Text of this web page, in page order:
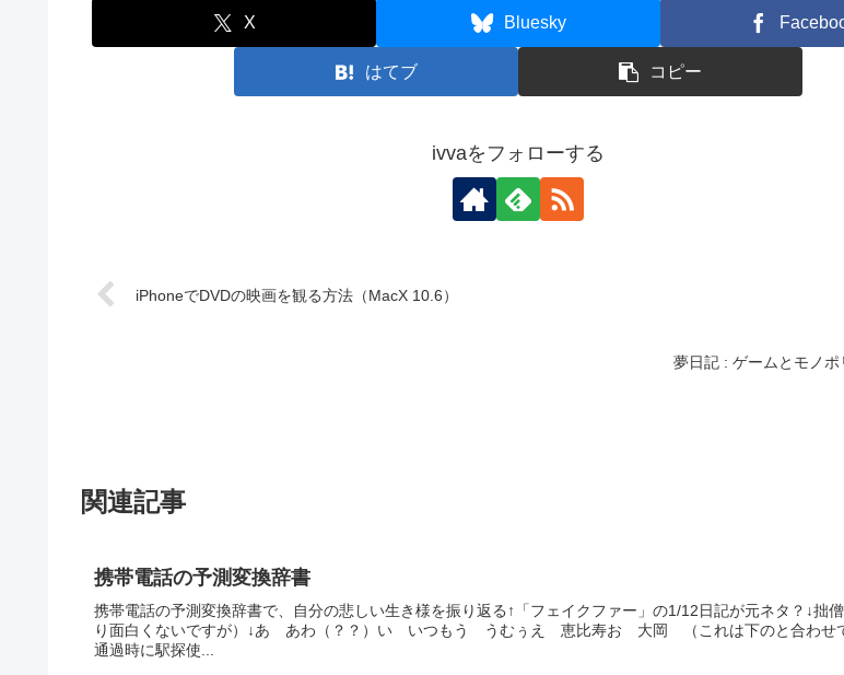
X Bluesky
はてブ コピー
ivvaをフォローする
iPhoneでDVDの映画を観る方法（MacX 10.6）
夢日記 : ゲームとモノポ
関連記事
携帯電話の予測変換辞書
携帯電話の予測変換辞書で、自分の悲しい生き様を振り返る↑「フェイクファー」の1/12日記が元ネタ？↓拙
り面白くないですが）↓あ あわ（？？）い いつもう うむぅえ 恵比寿お 大岡 （これは下のと合わせ
通過時に駅探使...